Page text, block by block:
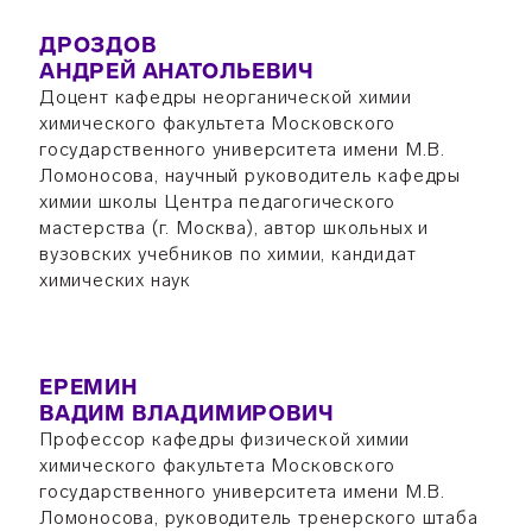
ДРОЗДОВ
АНДРЕЙ АНАТОЛЬЕВИЧ
Доцент кафедры неорганической химии
химического факультета Московского
государственного университета имени М.В.
Ломоносова, научный руководитель кафедры
химии школы Центра педагогического
мастерства (г. Москва), автор школьных и
вузовских учебников по химии, кандидат
химических наук
ЕРЕМИН
ВАДИМ ВЛАДИМИРОВИЧ
Профессор кафедры физической химии
химического факультета Московского
государственного университета имени М.В.
Ломоносова, руководитель тренерского штаба